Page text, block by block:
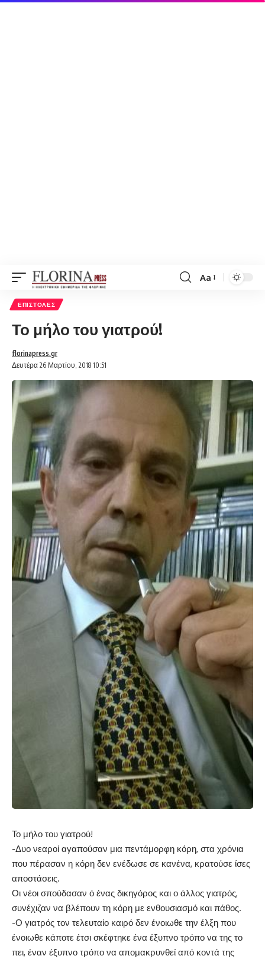
Font
Aa
ΕΠΙΣΤΟΛΈΣ
Το μήλο του γιατρού!
Δευτέρα 26 Μαρτίου, 2018 10:51
florinapress.gr
Το μήλο του γιατρού!
-Δυο νεαροί αγαπούσαν μια πεντάμορφη κόρη, στα χρόνια
που πέρασαν η κόρη δεν ενέδωσε σε κανένα, κρατούσε ίσες
αποστάσεις.
Οι νέοι σπούδασαν ό ένας δικηγόρος και ο άλλος γιατρός,
συνέχιζαν να βλέπουν τη κόρη με ενθουσιασμό και πάθος.
-Ο γιατρός τον τελευταίο καιρό δεν ένοιωθε την έλξη που
ένοιωθε κάποτε έτσι σκέφτηκε ένα έξυπνο τρόπο να της το
πει, έναν έξυπνο τρόπο να απομακρυνθεί από κοντά της